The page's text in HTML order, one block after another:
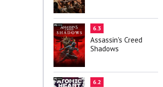
6.3
Assassin's Creed
Shadows
6.2